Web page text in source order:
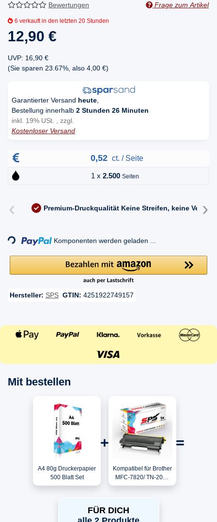
Bewertungen Frage zum Artikel
6 verkauft in den letzten 20 Stunden
12,90 €
UVP: 16,90 €
(Sie sparen 23.67% , also 4,00 €)
Garantierter Versand heute
Bestellung innerhalb 2 Stunden 26 Minuten
inkl. 19% USt. , zzgl.
Kostenloser Versand
0,52 ct. / Seite
1 x 2.500 Seiten
‹ Premium-Druckqualität Keine Streifen, keine ›
Loading... Komponenten werden geladen ...
Hersteller: SPS GTIN: 4251922749157
Mit bestellen
A4 80g Druckerpapier
500 Blatt Set
Kompatibel für Brother
MFC-7820/ TN-2000
Toner Schwarz
FÜR DICH